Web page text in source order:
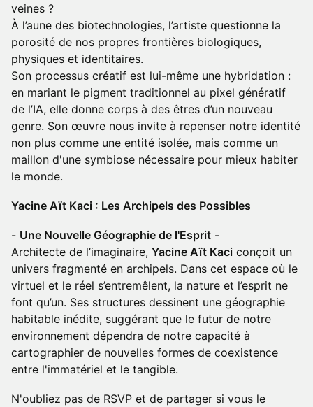
veines ?
À l’aune des biotechnologies, l’artiste questionne la
porosité de nos propres frontières biologiques,
physiques et identitaires.
Son processus créatif est lui-même une hybridation :
en mariant le pigment traditionnel au pixel génératif
de l’IA, elle donne corps à des êtres d’un nouveau
genre. Son œuvre nous invite à repenser notre identité
non plus comme une entité isolée, mais comme un
maillon d'une symbiose nécessaire pour mieux habiter
le monde.
Yacine Aït Kaci : Les Archipels des Possibles
- Une Nouvelle Géographie de l'Esprit -
Architecte de l’imaginaire, Yacine Aït Kaci conçoit un
univers fragmenté en archipels. Dans cet espace où le
virtuel et le réel s’entremêlent, la nature et l’esprit ne
font qu’un. Ses structures dessinent une géographie
habitable inédite, suggérant que le futur de notre
environnement dépendra de notre capacité à
cartographier de nouvelles formes de coexistence
entre l'immatériel et le tangible.
N'oubliez pas de RSVP et de partager si vous le